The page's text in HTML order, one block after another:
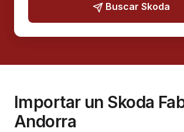
Buscar Skoda
Importar un Skoda
Andorra